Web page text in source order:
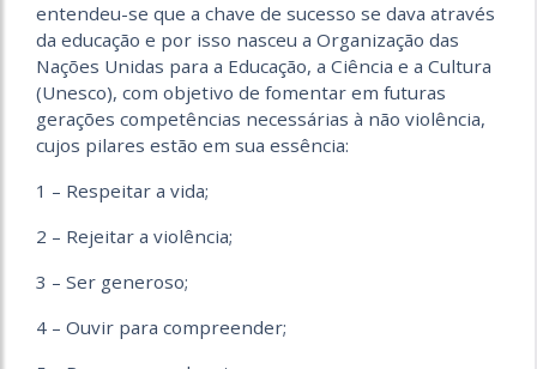
entendeu-se que a chave de sucesso se dava através
da educação e por isso nasceu a Organização das
Nações Unidas para a Educação, a Ciência e a Cultura
(Unesco), com objetivo de fomentar em futuras
gerações competências necessárias à não violência,
cujos pilares estão em sua essência:
1 – Respeitar a vida;
2 – Rejeitar a violência;
3 – Ser generoso;
4 – Ouvir para compreender;